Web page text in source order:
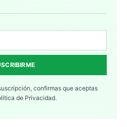
confirmas que aceptas
de Privacidad.